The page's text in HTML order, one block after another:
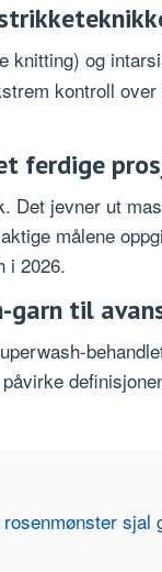
knitting) og
kontroll
ferdige
Det jevner ut
målene
i 2026.
garn til
sjal